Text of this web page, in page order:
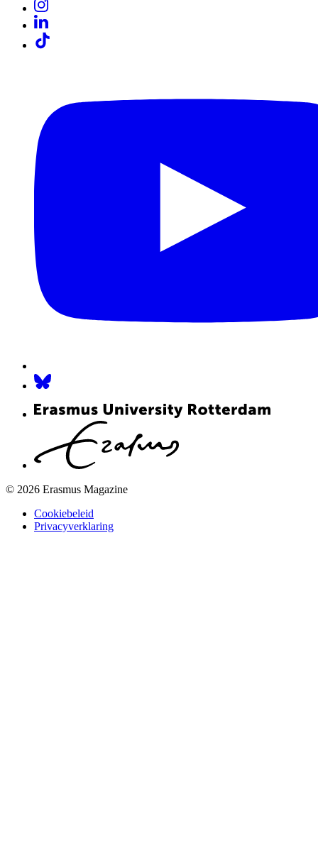
© 2026 Erasmus Magazine
Cookiebeleid
Privacyverklaring